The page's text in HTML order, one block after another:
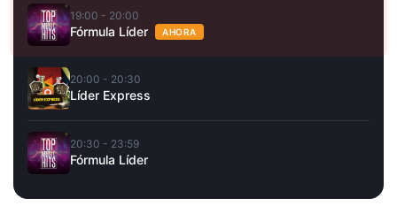
19:00 - 20:00
Fórmula Líder AHORA
20:00 - 20:30
Líder Express
20:30 - 23:59
Fórmula Líder